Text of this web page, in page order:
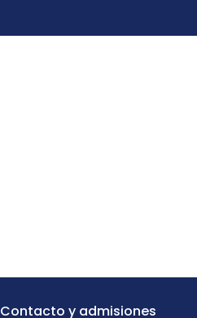
Contacto y admisiones